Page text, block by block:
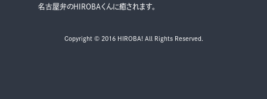
名古屋弁のHIROBAくんに癒されます。
Copyright © 2016 HIROBA! All Rights Reserved.